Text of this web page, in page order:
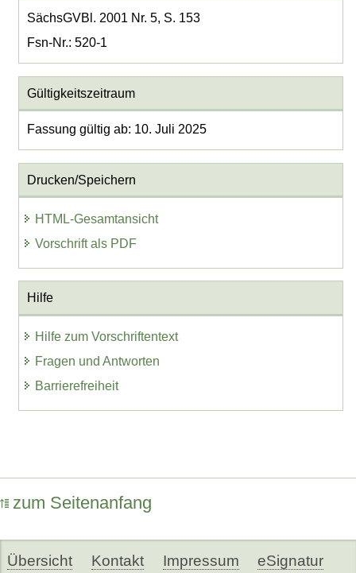
SächsGVBl. 2001 Nr. 5, S. 153
Fsn-Nr.: 520-1
Gültigkeitszeitraum
Fassung gültig ab: 10. Juli 2025
Drucken/Speichern
HTML-Gesamtansicht
Vorschrift als PDF
Hilfe
Hilfe zum Vorschriftentext
Fragen und Antworten
Barrierefreiheit
zum Seitenanfang
Übersicht Kontakt Impressum eSignatur